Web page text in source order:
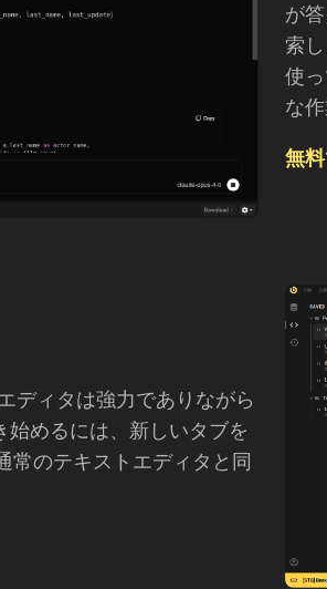
が
索
使
な
無
ディタは強力でありながら
始めるには、新しいタブを
常のテキストエディタと同